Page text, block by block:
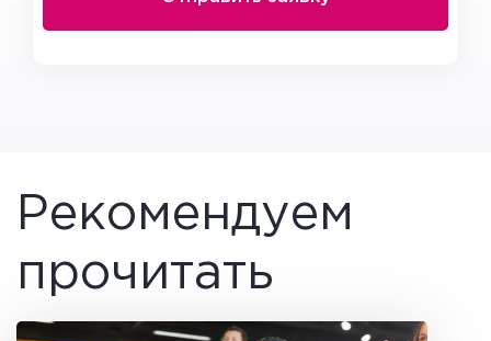
Рекомендуем
прочитать